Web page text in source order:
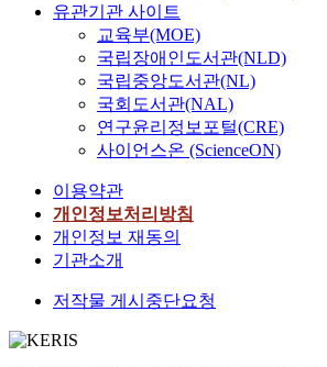
유관기관 사이트
교육부(MOE)
국립장애인도서관(NLD)
국립중앙도서관(NL)
국회도서관(NAL)
연구윤리정보포털(CRE)
사이언스온 (ScienceON)
이용약관
개인정보처리방침
개인정보 재동의
기관소개
저작물 게시중단요청